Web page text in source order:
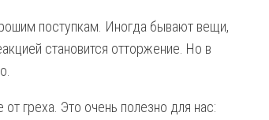
поступкам. Иногда бывают вещи,
становится отторжение. Но в
греха. Это очень полезно для нас: